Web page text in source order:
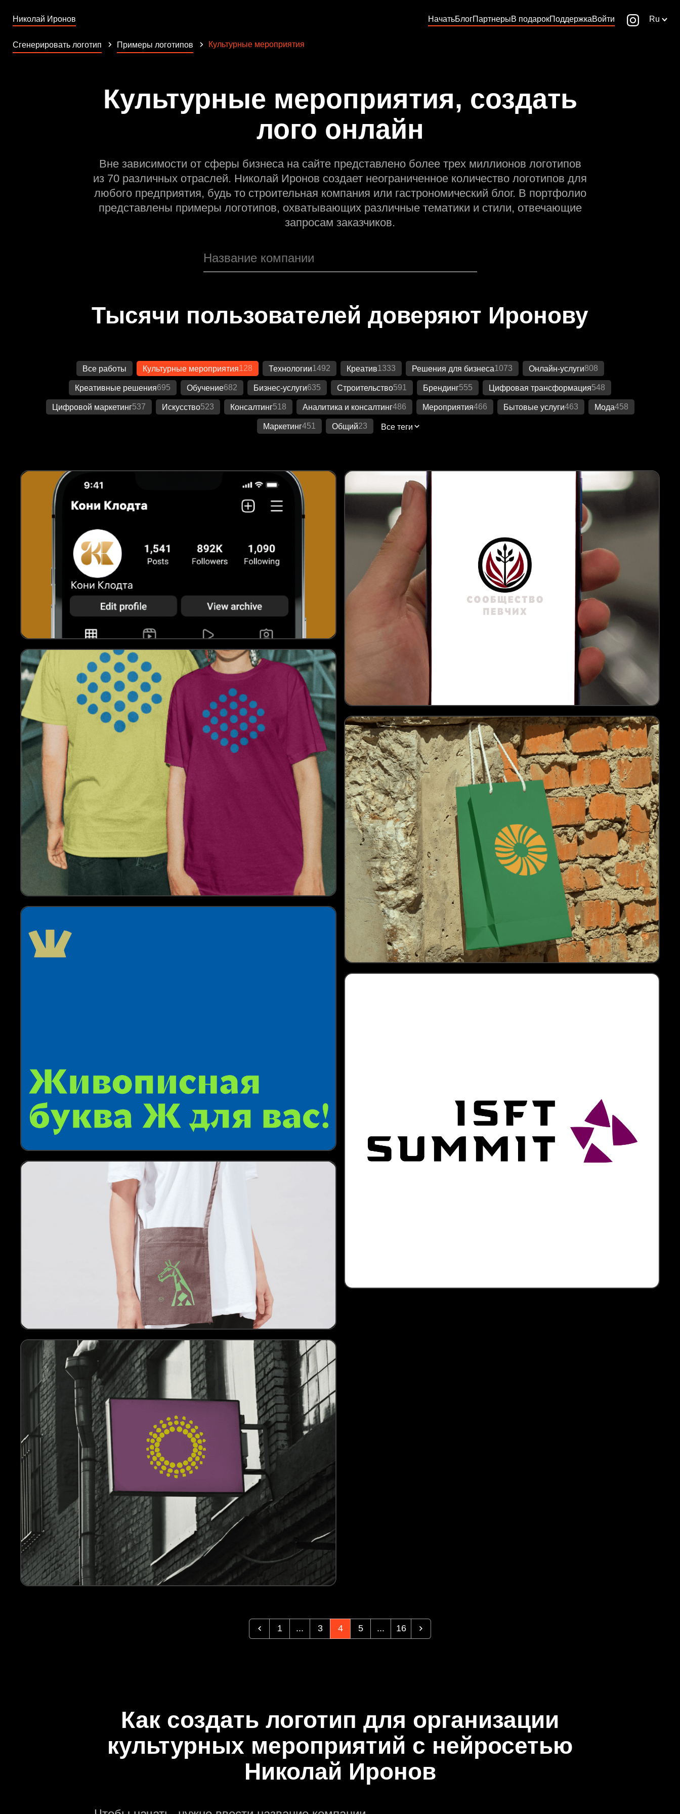
Николай Иронов НачатьБлогПартнерыВ подарокПоддержкаВойти Ru
Сгенерировать логотип Примеры логотипов Культурные мероприятия
Культурные мероприятия, создать
лого онлайн
Вне зависимости от сферы бизнеса на сайте представлено более трех миллионов логотипов
из 70 различных отраслей. Николай Иронов создает неограниченное количество логотипов для
любого предприятия, будь то строительная компания или гастрономический блог. В портфолио
представлены примеры логотипов, охватывающих различные тематики и стили, отвечающие
запросам заказчиков.
Тысячи пользователей доверяют Иронову
Все работы Культурные мероприятия128 Технологии1492 Креатив1333 Решения для бизнеса1073 Онлайн-услуги808
Креативные решения695 Обучение682 Бизнес-услуги635 Строительство591 Брендинг555 Цифровая трансформация548
Цифровой маркетинг537 Искусство523 Консалтинг518 Аналитика и консалтинг486 Мероприятия466 Бытовые услуги463 Мода458
Маркетинг451 Общий23 Все теги
1 ... 3 4 5 ... 16
Как создать логотип для организации
культурных мероприятий с нейросетью
Николай Иронов